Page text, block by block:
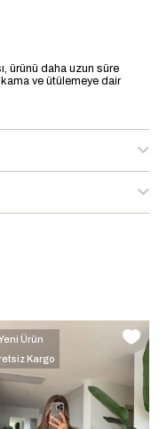
ürünü daha uzun süre
ve ütülemeye dair
Ürün
Kargo